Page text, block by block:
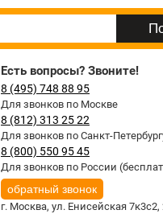
Есть вопросы? Звоните!
8 (495) 748 88 95
Для звонков по Москве
8 (812) 313 25 22
Для звонков по Санкт-
8 (800) 550 95 45
Для звонков по России
обратный звонок
г. Москва, ул. Енисейская